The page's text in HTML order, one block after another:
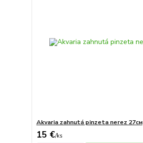
Akvaria zahnutá pinzeta nerez 27см
15 €/ks